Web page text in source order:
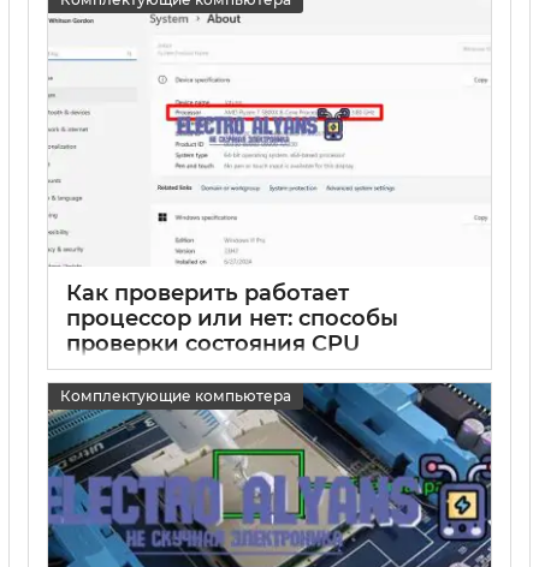
15 05 2025 0
Как проверить работает
процессор или нет: способы
проверки состояния CPU
Комплектующие компьютера